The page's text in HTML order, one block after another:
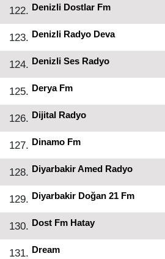
122. Denizli Dostlar Fm
123. Denizli Radyo Deva
124. Denizli Ses Radyo
125. Derya Fm
126. Dijital Radyo
127. Dinamo Fm
128. Diyarbakir Amed Radyo
129. Diyarbakir Doğan 21 Fm
130. Dost Fm Hatay
131. Dream